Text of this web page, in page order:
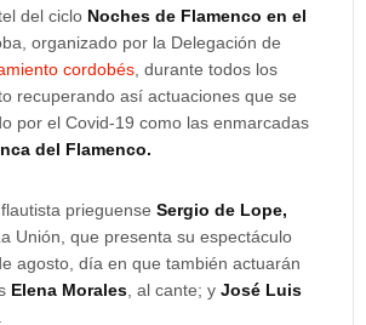
del ciclo Noches de Flamenco en el
organizado por la Delegación de
cordobés , durante todos los
recuperando así actuaciones que se
por el Covid-19 como las enmarcadas
del Flamenco.
prieguense Sergio de Lope,
Unión, que presenta su espectáculo
agosto, día en que también actuarán
Elena Morales , al cante; y José Luis